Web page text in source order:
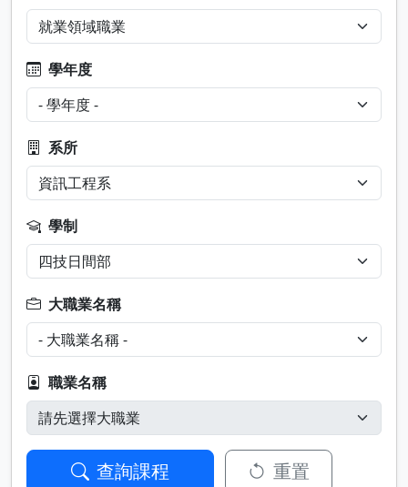
學年度
系所
學制
大職業名稱
職業名稱
查詢課程
重置